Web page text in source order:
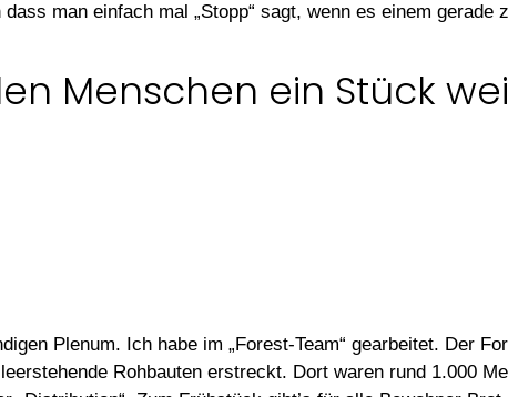
man einfach mal „Stopp“ sagt, wenn es einem
Menschen ein Stück
Plenum. Ich habe im „Forest-Team“ gearbeitet. Der
Rohbauten erstreckt. Dort waren rund 1.000